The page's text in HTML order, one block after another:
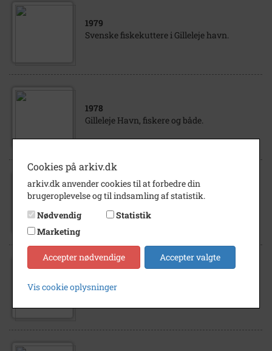
1979
Svenske fiskekuttere i Gilleleje havn.
1978
Gilleleje Havn, fiskere og både.
1976
Silderøgning Leif Jensen og frue ryger sild,
Gilleleje Havn, Gilleleje.
Gilleleje havn - vartegn - 1980 - 10 stk.
Cookies på arkiv.dk
arkiv.dk anvender cookies til at forbedre din
brugeroplevelse og til indsamling af statistik.
Nødvendig
Statistik
Marketing
Accepter nødvendige Accepter valgte
Vis cookie oplysninger